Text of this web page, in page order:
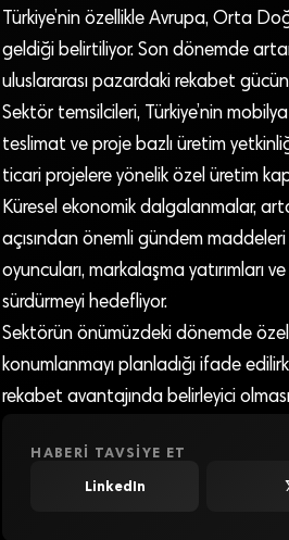
Türkiye’nin özellikle Avrupa, Orta
geldiği belirtiliyor. Son dönemde
uluslararası pazardaki rekabet
Sektör temsilcileri, Türkiye’nin
teslimat ve proje bazlı üretim
ticari projelere yönelik özel üretim
Küresel ekonomik dalgalanmalar,
açısından önemli gündem
oyuncuları, markalaşma yatırımları
sürdürmeyi hedefliyor.
Sektörün önümüzdeki dönemde
konumlanmayı planladığı ifade
rekabet avantajında belirleyici
HABERI TAVSIYE ET
LinkedIn